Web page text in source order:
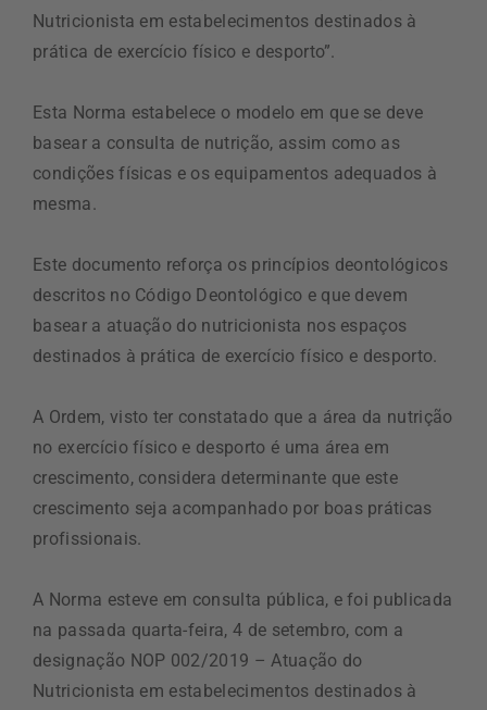
Nutricionista em estabelecimentos destinados à
prática de exercício físico e desporto”.
Esta Norma estabelece o modelo em que se deve
basear a consulta de nutrição, assim como as
condições físicas e os equipamentos adequados à
mesma.
Este documento reforça os princípios deontológicos
descritos no Código Deontológico e que devem
basear a atuação do nutricionista nos espaços
destinados à prática de exercício físico e desporto.
A Ordem, visto ter constatado que a área da nutrição
no exercício físico e desporto é uma área em
crescimento, considera determinante que este
crescimento seja acompanhado por boas práticas
profissionais.
A Norma esteve em consulta pública, e foi publicada
na passada quarta-feira, 4 de setembro, com a
designação NOP 002/2019 – Atuação do
Nutricionista em estabelecimentos destinados à